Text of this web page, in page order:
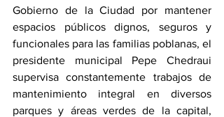
Gobierno de la Ciudad por mantener
espacios públicos dignos, seguros y
funcionales para las familias poblanas, el
presidente municipal Pepe Chedraui
supervisa constantemente trabajos de
mantenimiento integral en diversos
parques y áreas verdes de la capital,